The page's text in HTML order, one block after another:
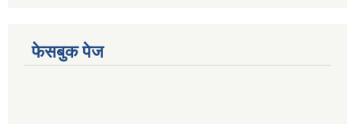
फेसबुक पेज